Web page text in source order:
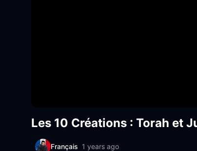
Les 10 Créations : Torah et
Français 1 years ago